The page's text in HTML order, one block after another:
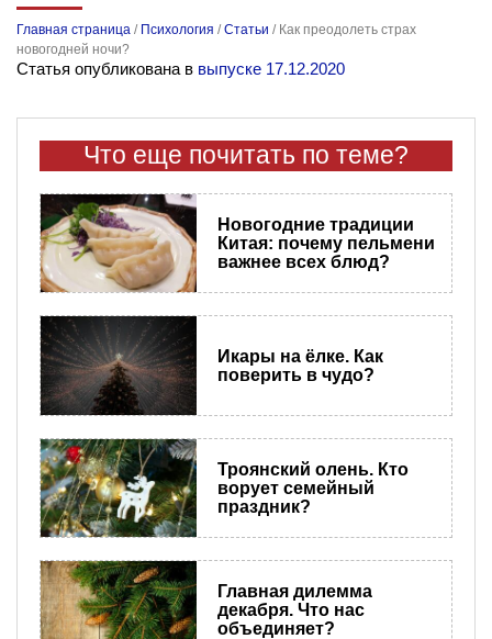
Главная страница / Психология /Статьи / Как преодолеть страх
новогодней ночи?
Статья опубликована в выпуске 17.12.2020
Что еще почитать по теме?
Новогодние традиции
Китая: почему пельмени
важнее всех блюд?
Икары на ёлке. Как
поверить в чудо?
Троянский олень. Кто
ворует семейный
праздник?
Главная дилемма
декабря. Что нас
объединяет?